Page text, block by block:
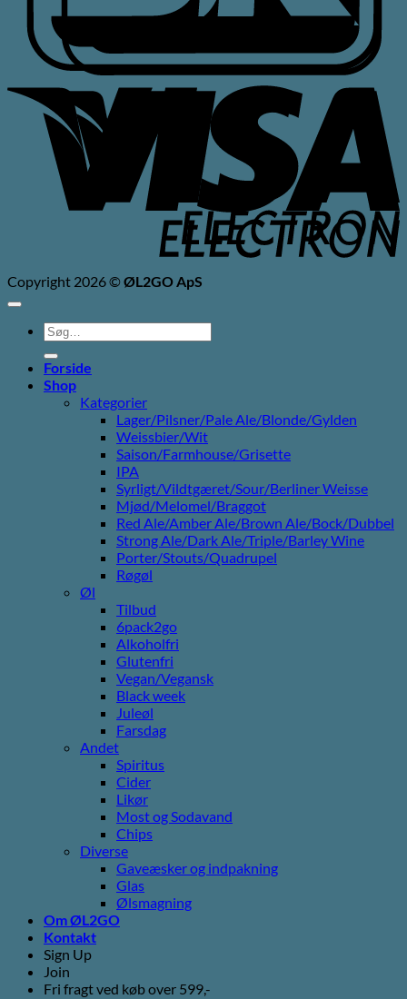
Copyright 2026 ©ØL2GO ApS
Søg
efter:
Forside
Shop
Kategorier
Lager/Pilsner/Pale Ale/Blonde/Gylden
Weissbier/Wit
Saison/Farmhouse/Grisette
IPA
Syrligt/Vildtgæret/Sour/Berliner Weisse
Mjød/Melomel/Braggot
Red Ale/Amber Ale/Brown Ale/Bock/Dubbel
Strong Ale/Dark Ale/Triple/Barley Wine
Porter/Stouts/Quadrupel
Røgøl
Øl
Tilbud
6pack2go
Alkoholfri
Glutenfri
Vegan/Vegansk
Black week
Juleøl
Farsdag
Andet
Spiritus
Cider
Likør
Most og Sodavand
Chips
Diverse
Gaveæsker og indpakning
Glas
Ølsmagning
Om ØL2GO
Kontakt
Sign Up
Join
Fri fragt ved køb over 599,-